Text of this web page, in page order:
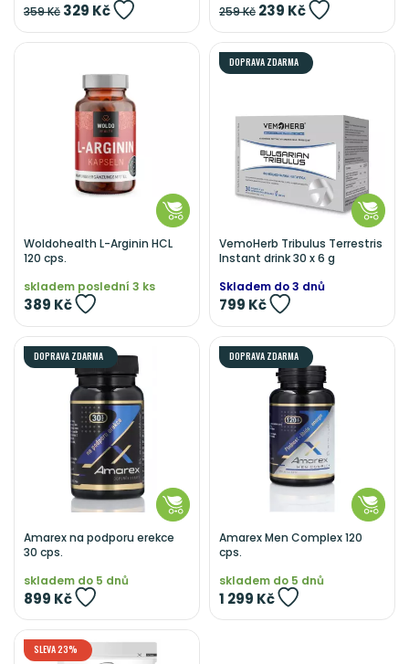
359 Kč 329 Kč
259 Kč 239 Kč
Woldohealth L-Arginin HCL
120 cps.
skladem poslední 3 ks
389 Kč
DOPRAVA ZDARMA
VemoHerb Tribulus Terrestris
Instant drink 30 x 6 g
Skladem do 3 dnů
799 Kč
DOPRAVA ZDARMA
Amarex na podporu erekce
30 cps.
skladem do 5 dnů
899 Kč
DOPRAVA ZDARMA
Amarex Men Complex 120
cps.
skladem do 5 dnů
1 299 Kč
SLEVA 23%